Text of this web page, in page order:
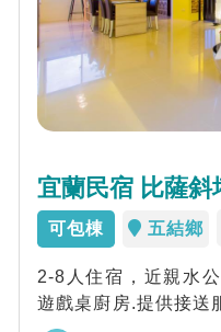
宜蘭民宿 比薩斜
可包棟 五結鄉
2-8人住宿，近親水
遊戲桌廚房.提供接送